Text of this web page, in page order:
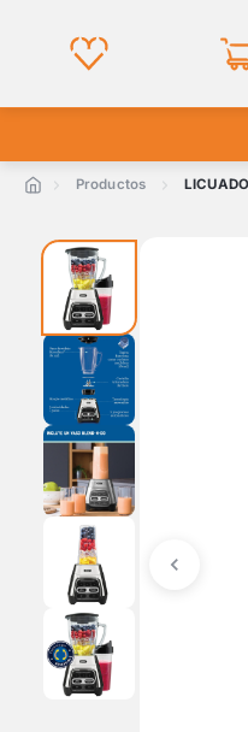
Productos